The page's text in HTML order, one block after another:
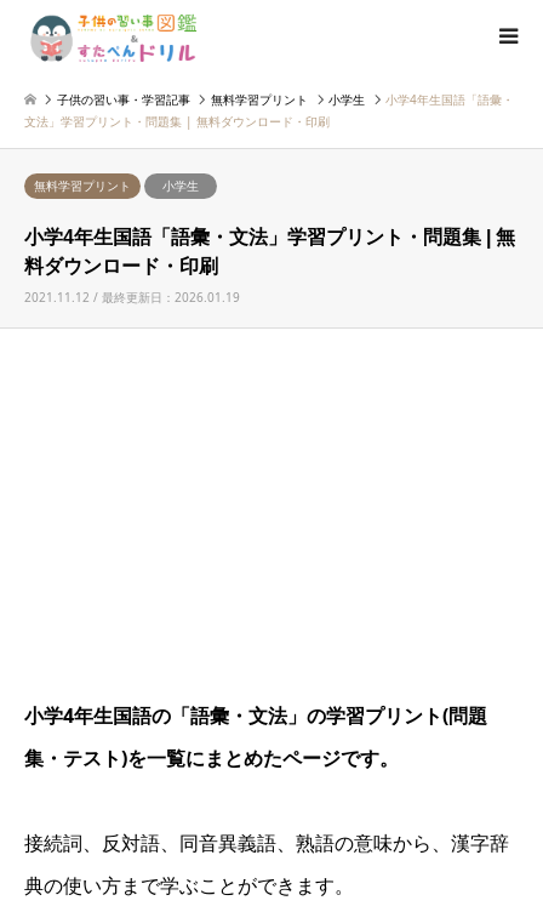
子供の習い事・学習記事 無料学習プリント 小学生
小学4年生国語「語彙・
文法」学習プリント・問題集 | 無料ダウンロード・印刷
無料学習プリント 小学生
小学4年生国語「語彙・文法」学習プリント・問題集 | 無
料ダウンロード・印刷
2021.11.12 / 最終更新日：2026.01.19
小学4年生国語の「語彙・文法」の学習プリント(問題
集・テスト)を一覧にまとめたページです。
接続詞、反対語、同音異義語、熟語の意味から、漢字辞
典の使い方まで学ぶことができます。